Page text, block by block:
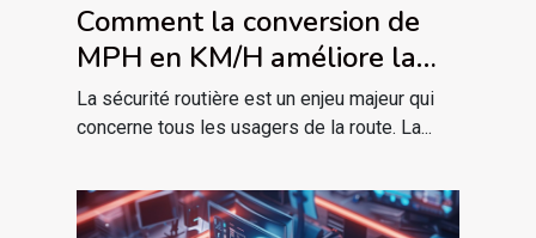
Comment la conversion de
MPH en KM/H améliore la
sécurité routière
La sécurité routière est un enjeu majeur qui
concerne tous les usagers de la route. La...